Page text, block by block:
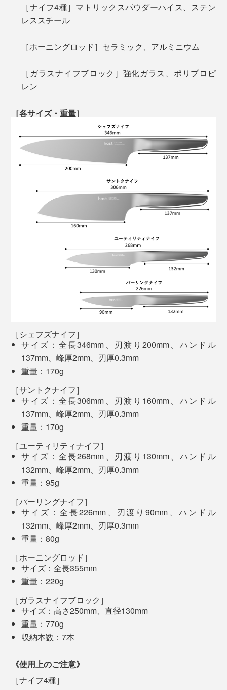
写真は「 ユーティリティナイフ／チタンゴールド
4. パーリングナイフ
野菜・果物の皮むきや種・ヘタ取りなど、手元での細か
い作業にとても便利なパーリングナイフ。刃渡り9cmと
ユーティリティナイフよりもさらに小さく、刃元から先
端に向かって緩やかにカーブした形状。
先端が鋭いため、刃先を使ってくり抜いたり、隠し包丁
を入れたりといった場面でも活躍します。
手に収まりいいサイズ感で、コントロールしやすく、野
菜の面取りや飾り切りなど手元での繊細な作業に最適で
パーリングナイフについて詳しく見る >>
5. ホーニングロッド
写真は「コンプリートセット／チタンブラック」
その結果、世界トップクラスの英国独立研究機関
『CATRA社』による試験では、世界最高評価基準であ
超えという、驚くべき記録を残しました。
（※テストレファレンス番号：No.SRG/989853A：切れ味性能150/110,刃
先耐久性1171/550）
切れ味や扱いやすさだけではなく、キッチンでの高揚感
も掻き立てるデザイン。珍しいゴールドやスタイリッシ
る3色のカラーリングも魅力的です。
写真上から「 シェフズナイフ／チタンゴールド」、「サントクナイフ／チタンブ
ラック」、「ユーティリティナイフ／マットシルバー（本品）」、「
ナイフ／チタンゴールド
最近ホームシェフに目覚めたパートナーや友人へのギフ
トにも喜ばれるはずです。
素材そのもののおいしさを引き出す『hast.』のエディシ
ョンナイフ。
食材にスッとナイフが入る気持ちよさ、きれいに切れる
にか、料理が癒しの時間に変わるかもしれません。
刻んだ完成物が目に見えるから、大きな達成感も得られ
て、ストレス解消にもいいのだとか。
シェフズナイフ／チタンブラック」
じつは私も、以前からストレスが溜まると、ネギやミョ
ウガを千切りにして大量の薬味ストックをつくったり、
根菜類を千切りにしたりと、刻むことを密かな発散法に
していました。ちなみに書類をシュレッダーにかけて、
細切れになっていく様子を眺めるのも大好物（笑）。
『hast.』は、何の抵抗もなくスムーズに切れるから、こ
専用の研ぎ棒「ホーニングロッド
ッシュッシュッとナイフの刃を滑らせるだけで、瞬く間
に切れ味が戻るという手軽さ。
写真は「 シェフズナイフ／チタンブラック 」と「 ホーニングロッド
これまでは重い研ぎ石を水に浸けて、時間をかけて包丁
を研ぎ、その後始末も面倒だったので、メンテナンスの
快適さにも驚きました。
［ナイフ4種］マトリックスパウダーハイス、ステン
レススチール
［ホーニングロッド］セラミック、アルミニウム
［ガラスナイフブロック］強化ガラス、ポリプロピ
レン
［各サイズ・重量］
［シェフズナイフ］
サイズ：全長346mm、刃渡り200mm、ハンドル
137mm、峰厚2mm、刃厚0.3mm
重量：170g
［サントクナイフ］
サイズ：全長306mm、刃渡り160mm、ハンドル
137mm、峰厚2mm、刃厚0.3mm
重量：170g
［ユーティリティナイフ］
サイズ：全長268mm、刃渡り130mm、ハンドル
132mm、峰厚2mm、刃厚0.3mm
重量：95g
［パーリングナイフ］
サイズ：全長226mm、刃渡り90mm、ハンドル
132mm、峰厚2mm、刃厚0.3mm
重量：80g
［ホーニングロッド］
サイズ：全長355mm
重量：220g
［ガラスナイフブロック］
サイズ：高さ250mm、直径130mm
重量：770g
収納本数：7本
《使用上のご注意》
［ナイフ4種］